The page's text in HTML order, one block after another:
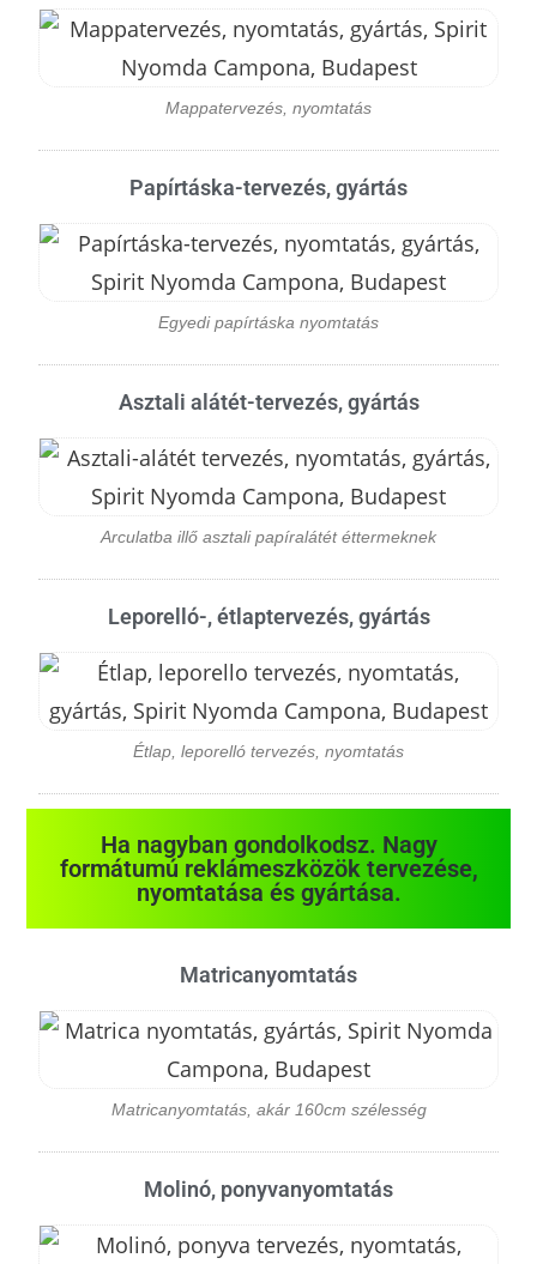
Mappatervezés, nyomtatás
Papírtáska-tervezés, gyártás
Egyedi papírtáska nyomtatás
Asztali alátét-tervezés, gyártás
Arculatba illő asztali papíralátét éttermeknek
Leporelló-, étlaptervezés, gyártás
Étlap, leporelló tervezés, nyomtatás
Ha nagyban gondolkodsz. Nagy
formátumú reklámeszközök tervezése,
nyomtatása és gyártása.
Matricanyomtatás
Matricanyomtatás, akár 160cm szélesség
Molinó, ponyvanyomtatás